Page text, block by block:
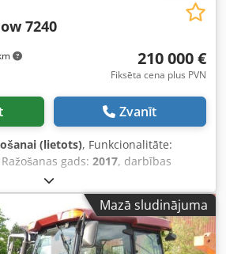
7240
210 000 €
Fiksēta cena plus PVN
Zvanīt
(lietots), Funkcionalitāte:
gads: 2017, darbības
366 kW (497,62 zs)
maksimālais ātrums:30 km/h, pirmā
, nākamā pārbaude (TÜV):07/2026,
izmērs:500/85 R24,
numurs:YHG233775,
Mazā sludinājuma